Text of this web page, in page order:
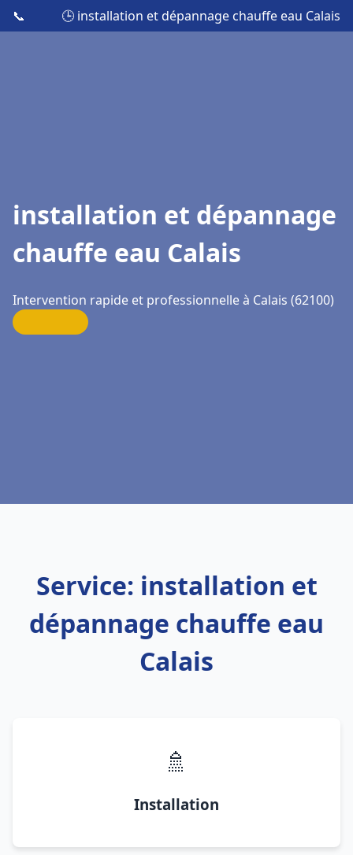
📞 🕒 installation et dépannage chauffe eau Calais
installation et dépannage
chauffe eau Calais
Intervention rapide et professionnelle à Calais (62100)
Service: installation et
dépannage chauffe eau
Calais
🚿
Installation